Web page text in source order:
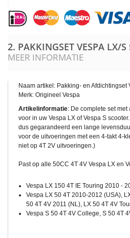
2. PAKKINGSET VESPA LX/S
MEER INFORMATIE
Naam artikel: Pakking- en Afdichtingset
Merk: Origineel Vespa
Artikelinformatie: De complete set
voor in uw Vespa LX of Vespa S
dus gegarandeerd een lange
voor de uitvoeringen met een 4-takt 4-
niet op 4T 2V uitvoeringen.)
Past op alle 50CC 4T 4V Vespa LX en
Vespa LX 150 4T IE Touring 2010 -
Vespa LX 50 4T 2010-2012 (USA),
50 4T 4V 2011 (NL), LX 50 4T 4V
Vespa S 50 4T 4V College, S 50 4T